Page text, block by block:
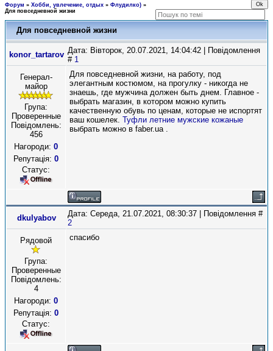
Форум » Хобби, увлечение, отдых » Флудилко) »
Для повседневной жизни
Для повседневной жизни
konor_tartarov Дата: Вівторок, 20.07.2021, 14:04:42 | Повідомлення
# 1
Генерал-
майор
Група:
Проверенные
Повідомлень:
456
Нагороди: 0
Репутація: 0
Статус:
Для повседневной жизни, на работу, под
элегантным костюмом, на прогулку - никогда не
знаешь, где мужчина должен быть днем. Главное -
выбрать магазин, в котором можно купить
качественную обувь по ценам, которые не испортят
ваш кошелек. Туфли летние мужские кожаные
выбрать можно в faber.ua .
dkulyabov
Дата: Середа, 21.07.2021, 08:30:37 | Повідомлення #
2
Рядовой
Група:
Проверенные
Повідомлень:
4
Нагороди: 0
Репутація: 0
Статус:
спасибо